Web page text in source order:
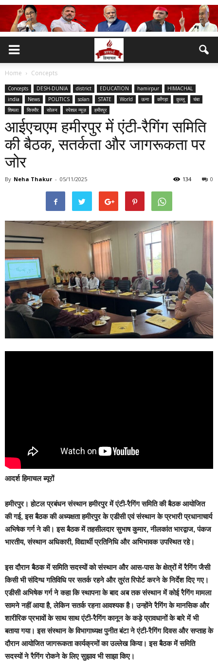
Home Concepts
Concepts DESH-DUNIA district EDUCATION hamirpur
HIMACHAL
india
News POLITICS solan STATE World ऊना काँगड़ा कुल्लू
चंबा
शिमला
सिरमौर सोलन स्पेशल न्यूज़ हमीरपुर
आईएचएम हमीरपुर में एंटी-रैगिंग समिति
की बैठक, सतर्कता और जागरूकता पर
जोर
By Neha Thakur - 05/11/2025 0
134
आदर्श हिमाचल ब्यूरों
हमीरपुर। होटल प्रबंधन संस्थान हमीरपुर में एंटी-रैगिंग समिति की बैठक आयोजित
की गई, इस बैठक की अध्यक्षता हमीरपुर के एडीसी एवं संस्थान के प्रभारी प्रधानाचार्य
अभिषेक गर्ग ने की। इस बैठक में तहसीलदार सुभाष कुमार, नीलकांत भारद्वाज, पंकज
भारतीय, संस्थान अधिकारी, विद्यार्थी प्रतिनिधि और अभिभावक उपस्थित रहे।
इस दौरान बैठक में समिति सदस्यों को संस्थान और आस-पास के क्षेत्रों में रैगिंग जैसी
किसी भी संदिग्ध गतिविधि पर सतर्क रहने और तुरंत रिपोर्ट करने के निर्देश दिए गए।
एडीसी अभिषेक गर्ग ने कहा कि स्थापना के बाद अब तक संस्थान में कोई रैगिंग मामला
सामने नहीं आया है, लेकिन सतर्क रहना आवश्यक है। उन्होंने रैगिंग के मानसिक और
शारीरिक प्रभावों के साथ साथ एंटी-रैगिंग कानून के कड़े प्रावधानों के बारे में भी
बताया गया। इस संस्थान के विभागाध्यक्ष पुनीत बंटा ने एंटी-रैगिंग दिवस और सप्ताह के
दौरान आयोजित जागरूकता कार्यक्रमों का उल्लेख किया। इस बैठक में समिति
सदस्यों ने रैगिंग रोकने के लिए सुझाव भी साझा किए।